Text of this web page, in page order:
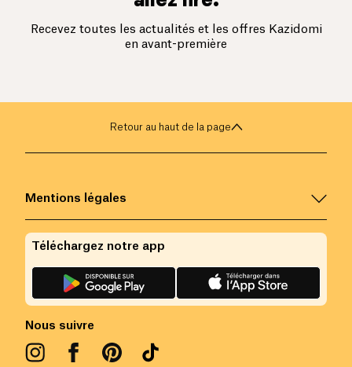
Recevez toutes les actualités et les offres Kazidomi
en avant-première
Retour au haut de la page
Mentions légales
Nous suivre
Téléchargez notre app